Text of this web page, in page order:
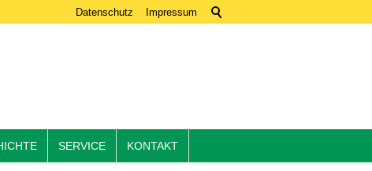
Datenschutz Impressum
SERVICE KONTAKT